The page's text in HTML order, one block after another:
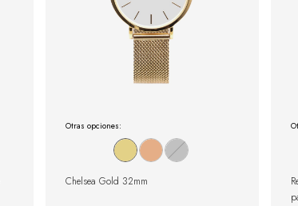
Otras opciones:
Chelsea Gold 32mm